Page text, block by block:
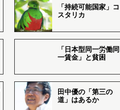
「持続可能国家」コ
スタリカ
「日本型同一労働同
一賃金」と貧困
田中優の「第三の
道」はあるか